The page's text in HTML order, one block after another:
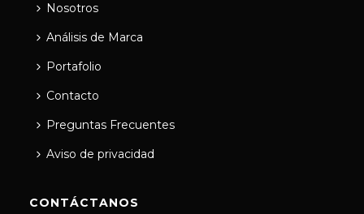
Nosotros
Análisis de Marca
Portafolio
Contacto
Preguntas Frecuentes
Aviso de privacidad
CONTÁCTANOS